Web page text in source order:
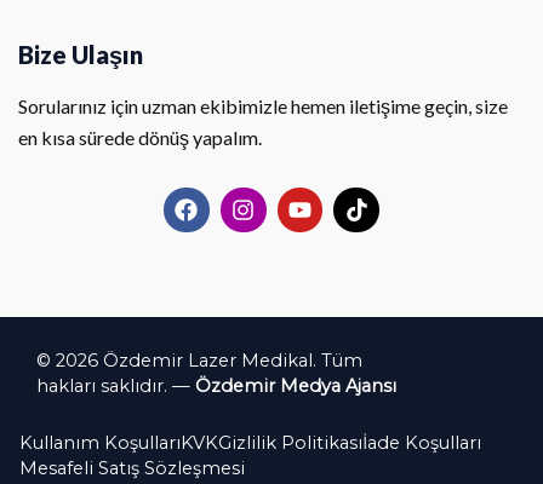
Bize Ulaşın
Sorularınız için uzman ekibimizle hemen iletişime geçin, size
en kısa sürede dönüş yapalım.
F
a
c
o
k
I
n
s
r
a
m
Y
o
u
e
T
i
k
© 2026 Özdemir Lazer Medikal. Tüm
hakları saklıdır. — Özdemir Medya Ajansı
Kullanım KoşullarıKVKGizlilik Politikasıİade Koşulları
Mesafeli Satış Sözleşmesi